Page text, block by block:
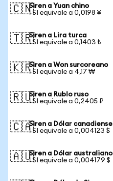
🇨🇳Siren a Yuan chino
1 SI equivale a 0,0198 ¥
🇹🇷Siren a Lira turca
1 SI equivale a 0,1403 ₺
🇰🇷Siren a Won surcoreano
1 SI equivale a 4,17 ₩
🇷🇺Siren a Rublo ruso
1 SI equivale a 0,2405 ₽
🇨🇦Siren a Dólar canadiense
1 SI equivale a 0,004123 $
🇦🇺Siren a Dólar australiano
1 SI equivale a 0,004179 $